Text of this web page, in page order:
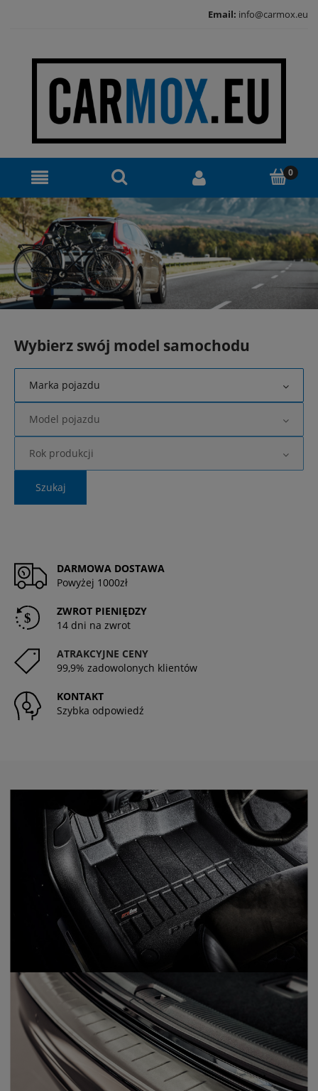
Email: info@carmox.eu
Wybierz swój model samochodu
Marka pojazdu
Model pojazdu
Rok produkcji
Szukaj
DARMOWA DOSTAWA
Powyżej 1000zł
ZWROT PIENIĘDZY
14 dni na zwrot
ATRAKCYJNE CENY
99,9% zadowolonych klientów
KONTAKT
Szybka odpowiedź